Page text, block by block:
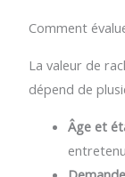
Comment
La valeur de
dépend de
Âge et